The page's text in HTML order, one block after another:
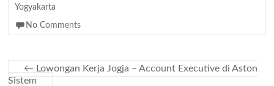
Yogyakarta
No Comments
← Lowongan Kerja Jogja – Account Executive di Aston
Sistem